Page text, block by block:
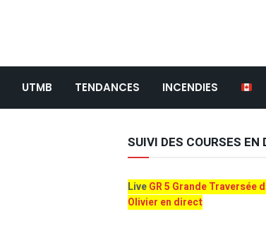
UTMB TENDANCES INCENDIES
SUIVI DES COURSES EN
LiveGR 5 Grande Traversée
Olivier en direct